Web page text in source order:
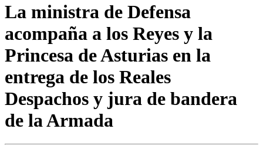
La ministra de Defensa
acompaña a los Reyes y la
Princesa de Asturias en la
entrega de los Reales
Despachos y jura de bandera
de la Armada